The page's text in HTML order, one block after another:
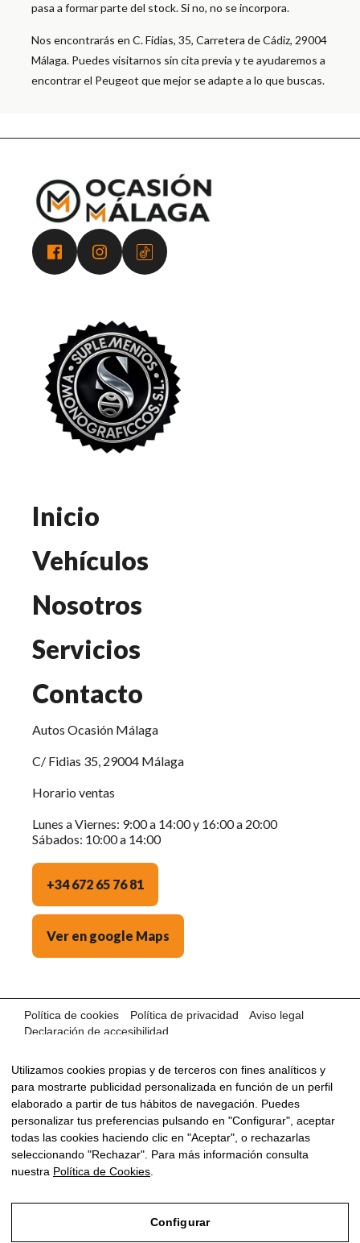
pasa a formar parte del stock. Si no, no se incorpora.
Nos encontrarás en C. Fidias, 35, Carretera de Cádiz, 29004
Málaga. Puedes visitarnos sin cita previa y te ayudaremos a
encontrar el Peugeot que mejor se adapte a lo que buscas.
Inicio
Vehículos
Nosotros
Servicios
Contacto
Autos Ocasión Málaga
C/ Fidias 35, 29004 Málaga
Horario ventas
Lunes a Viernes: 9:00 a 14:00 y 16:00 a 20:00
Sábados: 10:00 a 14:00
+34 672 65 76 81
Ver en google Maps
Política de cookies Política de privacidad
Aviso legal
Declaración de accesibilidad
Utilizamos cookies propias y de terceros con fines analíticos y
para mostrarte publicidad personalizada en función de un perfil
elaborado a partir de tus hábitos de navegación. Puedes
personalizar tus preferencias pulsando en "Configurar", aceptar
todas las cookies haciendo clic en "Aceptar", o rechazarlas
seleccionando "Rechazar". Para más información consulta
nuestra Política de Cookies
Configurar